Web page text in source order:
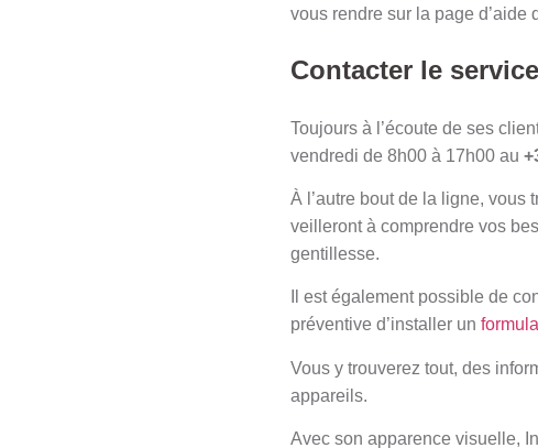
vous rendre sur la page d’aide
Contacter le
Toujours à l’écoute de ses
vendredi de 8h00 à 17h00 au
À l’autre bout de la ligne,
veilleront à comprendre vos
gentillesse.
Il est également possible de
préventive d’installer un
Vous y trouverez tout, des
appareils.
Avec son apparence visuelle,